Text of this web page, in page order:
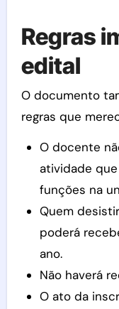
Regras
edital
O documento
regras que
O docente
atividade
funções na
Quem
poderá
ano.
Não haverá
O ato da